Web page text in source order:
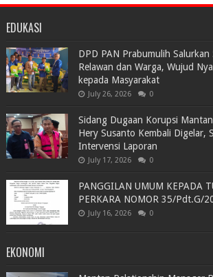
EDUKASI
DPD PAN Prabumulih
Relawan dan Warga, Wujud
kepada Masyarakat
July 26, 2026 0
Sidang Dugaan Korupsi
Hery Susanto Kembali Digelar,
Intervensi Laporan
July 17, 2026 0
PANGGILAN UMUM KEPADA
PERKARA NOMOR 35/Pdt.G/
July 16, 2026 0
EKONOMI